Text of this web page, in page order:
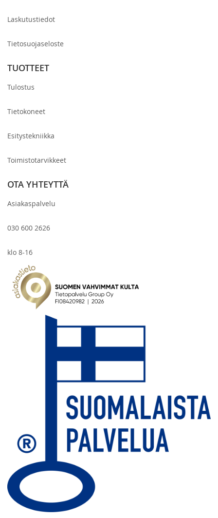
Laskutustiedot
Tietosuojaseloste
TUOTTEET
Tulostus
Tietokoneet
Esitystekniikka
Toimistotarvikkeet
OTA YHTEYTTÄ
Asiakaspalvelu
030 600 2626
klo 8-16